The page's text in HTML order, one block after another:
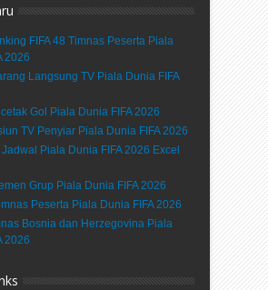
FIFA 48 Timnas Peserta Piala
2026
Langsung TV Piala Dunia FIFA
Gol Piala Dunia FIFA 2026
TV Penyiar Piala Dunia FIFA 2026
Piala Dunia FIFA 2026 Excel
Grup Piala Dunia FIFA 2026
Peserta Piala Dunia FIFA 2026
Bosnia dan Herzegovina Piala
2026